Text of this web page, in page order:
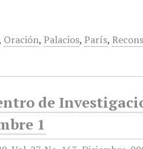
Oración, Palacios, París,
de
1